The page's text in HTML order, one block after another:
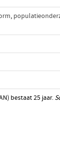
,
bestaat 25 jaar.